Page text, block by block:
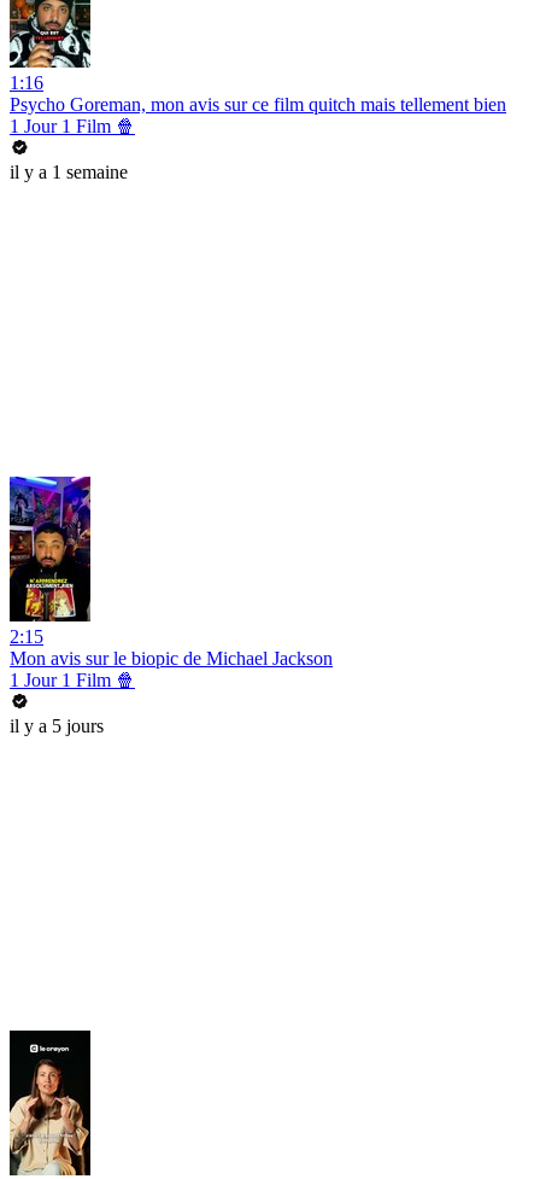
1:16
Psycho Goreman, mon avis sur ce film quitch mais tellement bien
1 Jour 1 Film 🍿
il y a 1 semaine
2:15
Mon avis sur le biopic de Michael Jackson
1 Jour 1 Film 🍿
il y a 5 jours